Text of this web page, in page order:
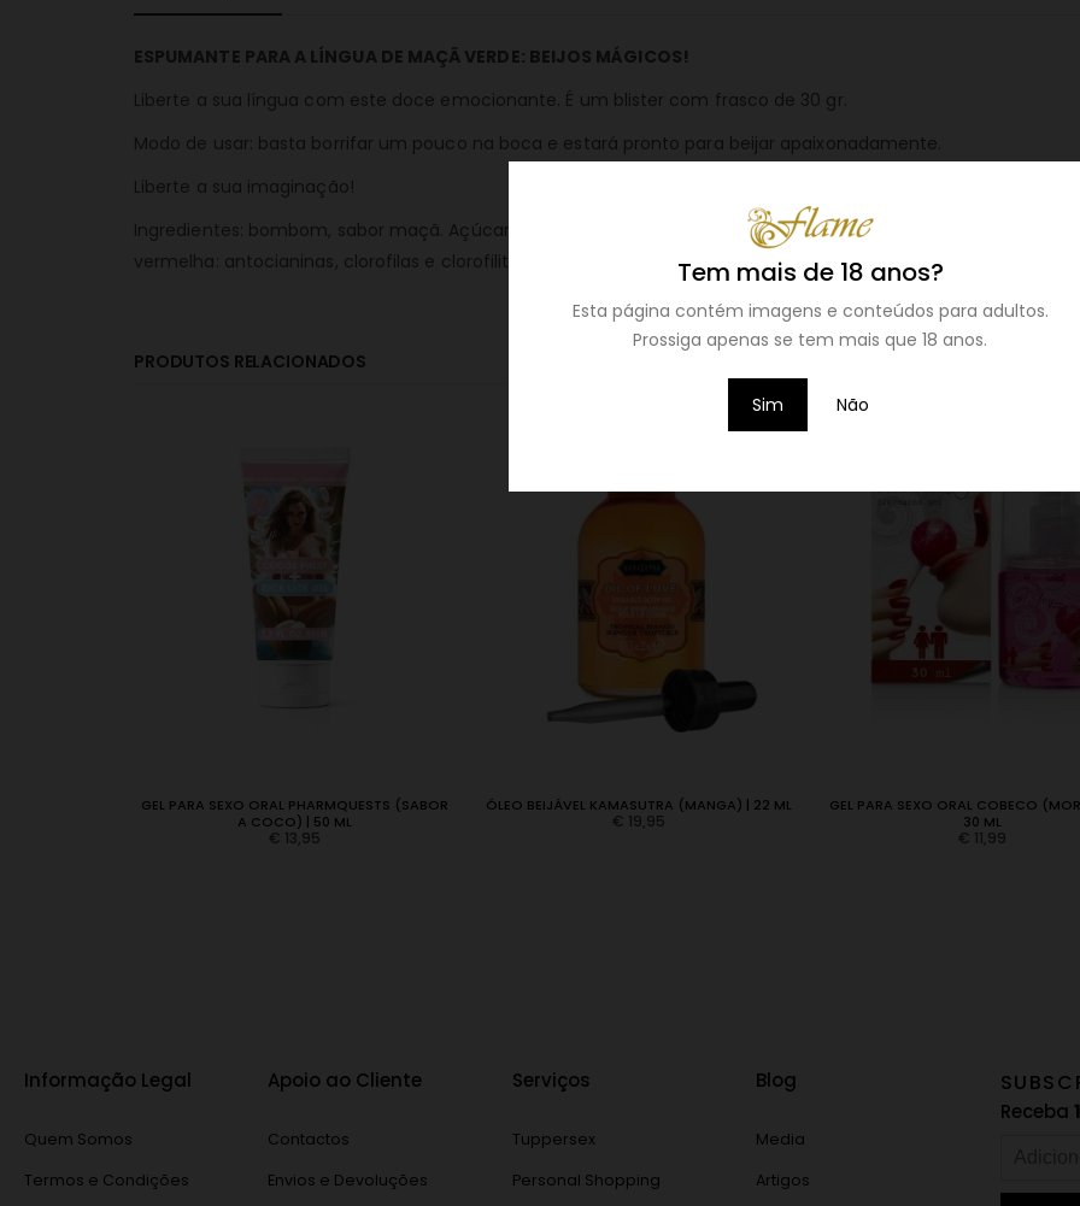
Tem mais de 18 anos?
Esta página contém imagens e conteúdos para adultos.
Prossiga apenas se tem mais que 18 anos.
Sim Não
ESPUMANTE PARA A LÍNGUA DE MAÇÃ VERDE: BEIJOS MÁGICOS!
Liberte a sua língua com este doce emocionante. É um blister com frasco de 30 gr.
Modo de usar: basta borrifar um pouco na boca e estará pronto para beijar apaixonadamente.
Liberte a sua imaginação!
Ingredientes: bombom, sabor maçã. Açúcar, xarope de milho, lactose (do leite), regulador de acidez: ácido
vermelha: antocianinas, clorofilas e clorofilitas, azul brilhante fcf.
PRODUTOS RELACIONADOS
GEL PARA SEXO ORAL PHARMQUESTS (SABOR
A COCO) | 50 ML
€ 13,95
ÓLEO BEIJÁVEL KAMASUTRA (MANGA) | 22 ML
€ 19,95
GEL PARA SEXO ORAL COBECO
30 ML
€ 11,99
Informação Legal
Quem Somos
Termos e Condições
Apoio ao Cliente
Contactos
Envios e Devoluções
Serviços
Tuppersex
Personal Shopping
Blog
Media
Artigos
Receba